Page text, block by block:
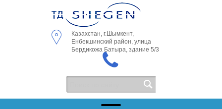
Казахстан, г.Шымкент,
Енбекшинский район, улица
Бердикожа Батыра, здание 5/3